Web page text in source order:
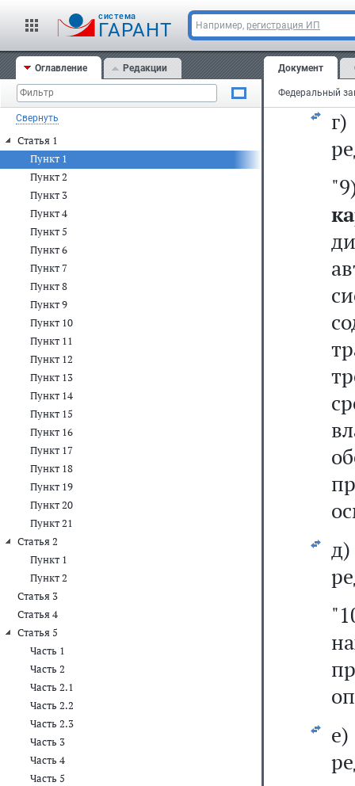
cистема
ГАРАНТ Например, регистрация ИП
Оглавление Редакции
Свернуть
Статья 1
Пункт 1
Пункт 2
Пункт 3
Пункт 4
Пункт 5
Пункт 6
Пункт 7
Пункт 8
Пункт 9
Пункт 10
Пункт 11
Пункт 12
Пункт 13
Пункт 14
Пункт 15
Пункт 16
Пункт 17
Пункт 18
Пункт 19
Пункт 20
Пункт 21
Статья 2
Пункт 1
Пункт 2
Статья 3
Статья 4
Статья 5
Часть 1
Часть 2
Часть 2.1
Часть 2.2
Часть 2.3
Часть 3
Часть 4
Часть 5
Документ